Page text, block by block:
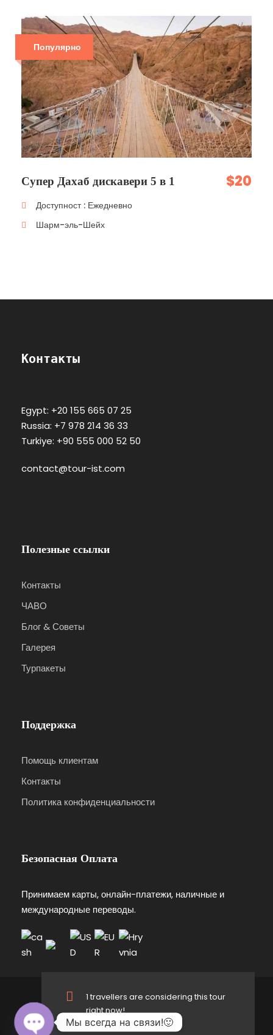
Популярно
Супер Дахаб дискавери 5 в 1 $20
Доступност : Ежедневно
Шарм-эль-Шейх
1 travellers are considering this tour
right now!
Контакты
Egypt: +20 155 665 07 25
Russia: +7 978 214 36 33
Turkiye: +90 555 000 52 50
contact@tour-ist.com
Полезные ссылки
Контакты
ЧАВО
Блог & Советы
Галерея
Турпакеты
Поддержка
Помощь клиентам
Контакты
Политика конфиденциальности
Безопасная Оплата
Принимаем карты, онлайн-платежи, наличные и
международные переводы.
© 2025 DESIGN - Все права защищены.
Подписывайтесь на нас
Мы всегда на связи!🙂